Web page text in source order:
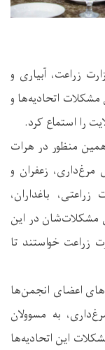
زراعت، آبیاری و
اتحادیه‌ها و
را استماع کرد.
منظور در هرات
مرغ‌داری، زعفران و
باغداران،
مشکلات‌شان در این
زراعت خواستند تا
اعضای انجمن‌ها
به مسوولان
این اتحادیه‌ها